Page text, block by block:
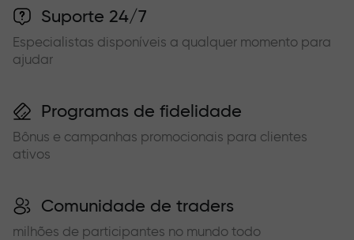
Suporte 24/7
Especialistas disponíveis a qualquer momento para
ajudar
Programas de fidelidade
Bônus e campanhas promocionais para clientes
ativos
Comunidade de traders
milhões de participantes no mundo todo